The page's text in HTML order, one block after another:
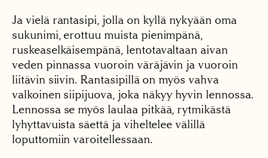
Ja vielä rantasipi, jolla on kyllä nykyään oma
sukunimi, erottuu muista pienimpänä,
ruskeaselkäisempänä, lentotavaltaan aivan
veden pinnassa vuoroin väräjävin ja vuoroin
liitävin siivin. Rantasipillä on myös vahva
valkoinen siipijuova, joka näkyy hyvin lennossa.
Lennossa se myös laulaa pitkää, rytmikästä
lyhyttavuista säettä ja viheltelee välillä
loputtomiin varoitellessaan.